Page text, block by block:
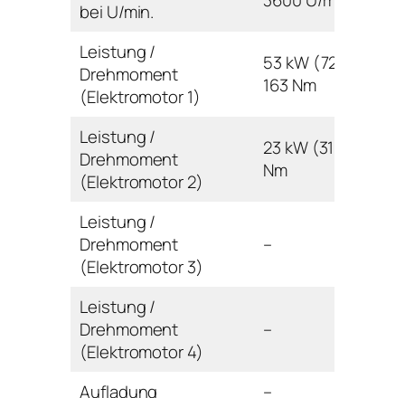
bei U/min.
Leistung /
Drehmoment
(Elektromotor 1)
53 kW (72 PS) /
163 Nm
Leistung /
Drehmoment
(Elektromotor 2)
23 kW (31 PS) / 40
Nm
Leistung /
Drehmoment
(Elektromotor 3)
–
Leistung /
Drehmoment
(Elektromotor 4)
–
Aufladung
–